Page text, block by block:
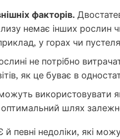
факторів.
немає інших рослин
у горах чи
не потрібно
як це буває в
можуть використовувати
шлях
й певні недоліки, які